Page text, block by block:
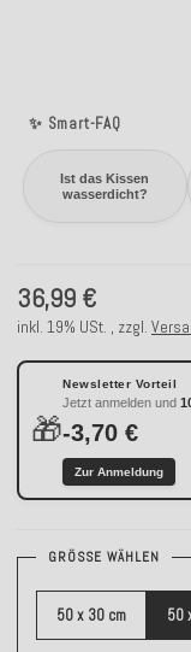
✨ Smart-FAQ
Ist das Kissen
wasserdicht?
36,99 €
inkl. 19% USt. , zzgl.
🎁
Newsletter Vorteil
Jetzt anmelden und
-3,70 €
Zur Anmeldung
GRÖSSE WÄHLEN
50 x 30 cm 50